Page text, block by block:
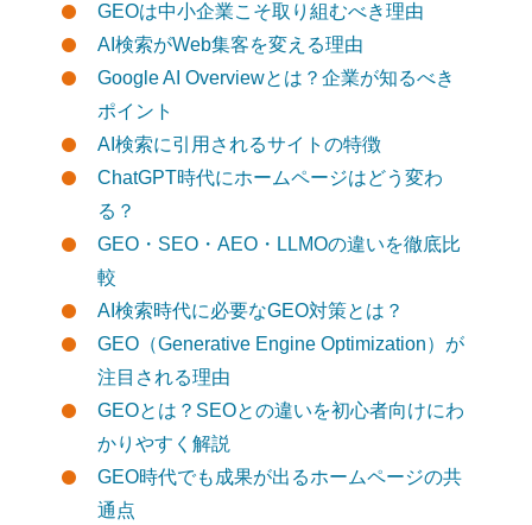
GEOは中小企業こそ取り組むべき理由
AI検索がWeb集客を変える理由
Google AI Overviewとは？企業が知るべき
ポイント
AI検索に引用されるサイトの特徴
ChatGPT時代にホームページはどう変わ
る？
GEO・SEO・AEO・LLMOの違いを徹底比
較
AI検索時代に必要なGEO対策とは？
GEO（Generative Engine Optimization）が
注目される理由
GEOとは？SEOとの違いを初心者向けにわ
かりやすく解説
GEO時代でも成果が出るホームページの共
通点